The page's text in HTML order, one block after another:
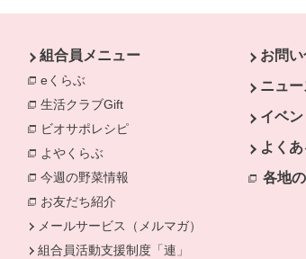
組合員メニュー
eくらぶ
生活クラブGift
別のウィンドウで開きます。
ビオサポレシピ 別のウィンドウで開きます。
よやくらぶ 別のウィンドウで開きます。
今週の野菜情報 別のウィンドウで開きます。
お友だち紹介
メールサービス（メルマガ）
組合員活動支援制度「連」
お問
ニュー
イベン
よく
各地